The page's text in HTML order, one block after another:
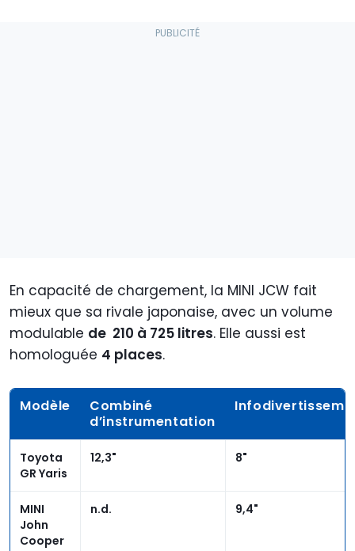
En capacité de chargement, la MINI JCW fait
mieux que sa rivale japonaise, avec un volume
modulable de 210 à 725 litres. Elle aussi est
homologuée 4 places.
Modèle
Combiné
d’instrumentation
Toyota
GR Yaris
12,3" 8"
MINI
John
Cooper
n.d. 9,4"